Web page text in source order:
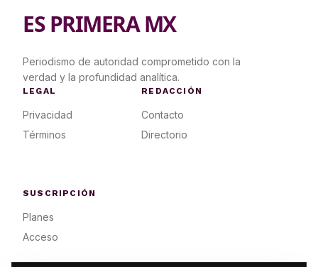
ES PRIMERA MX
Periodismo de autoridad comprometido con la
verdad y la profundidad analítica.
LEGAL
Privacidad
Términos
REDACCIÓN
Contacto
Directorio
SUSCRIPCIÓN
Planes
Acceso